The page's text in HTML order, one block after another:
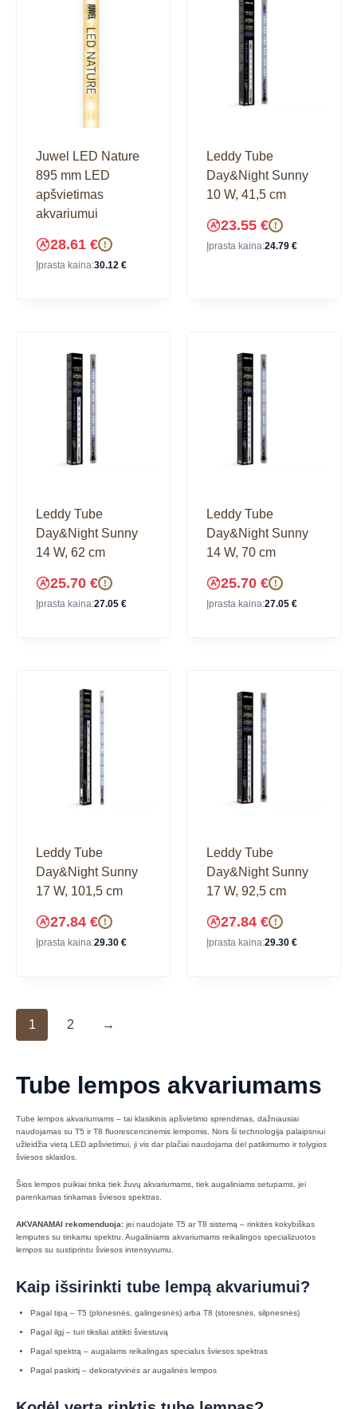
Juwel LED Nature
895 mm LED
apšvietimas
akvariumui
28.61 € !
Įprasta kaina:30.12 €
Leddy Tube
Day&Night Sunny
10 W, 41,5 cm
23.55 € !
Įprasta kaina:24.79 €
Leddy Tube
Day&Night Sunny
14 W, 62 cm
25.70 € !
Įprasta kaina:27.05 €
Leddy Tube
Day&Night Sunny
14 W, 70 cm
25.70 € !
Įprasta kaina:27.05 €
Leddy Tube
Day&Night Sunny
17 W, 101,5 cm
27.84 € !
Įprasta kaina:29.30 €
Leddy Tube
Day&Night Sunny
17 W, 92,5 cm
27.84 € !
Įprasta kaina:29.30 €
1 2 →
Tube lempos akvariumams
Tube lempos akvariumams – tai klasikinis apšvietimo sprendimas, dažniausiai
naudojamas su T5 ir T8 fluorescencinėmis lempomis. Nors ši technologija palaipsniui
užleidžia vietą LED apšvietimui, ji vis dar plačiai naudojama dėl patikimumo ir tolygios
šviesos sklaidos.
Šios lempos puikiai tinka tiek žuvų akvariumams, tiek augaliniams setupams, jei
parenkamas tinkamas šviesos spektras.
AKVANAMAI rekomenduoja: jei naudojate T5 ar T8 sistemą – rinkitės kokybiškas
lemputes su tinkamu spektru. Augaliniams akvariumams reikalingos specializuotos
lempos su sustiprintu šviesos intensyvumu.
Kaip išsirinkti tube lempą akvariumui?
Pagal tipą – T5 (plonesnės, galingesnės) arba T8 (storesnės, silpnesnės)
Pagal ilgį – turi tiksliai atitikti šviestuvą
Pagal spektrą – augalams reikalingas specialus šviesos spektras
Pagal paskirtį – dekoratyvinės ar augalinės lempos